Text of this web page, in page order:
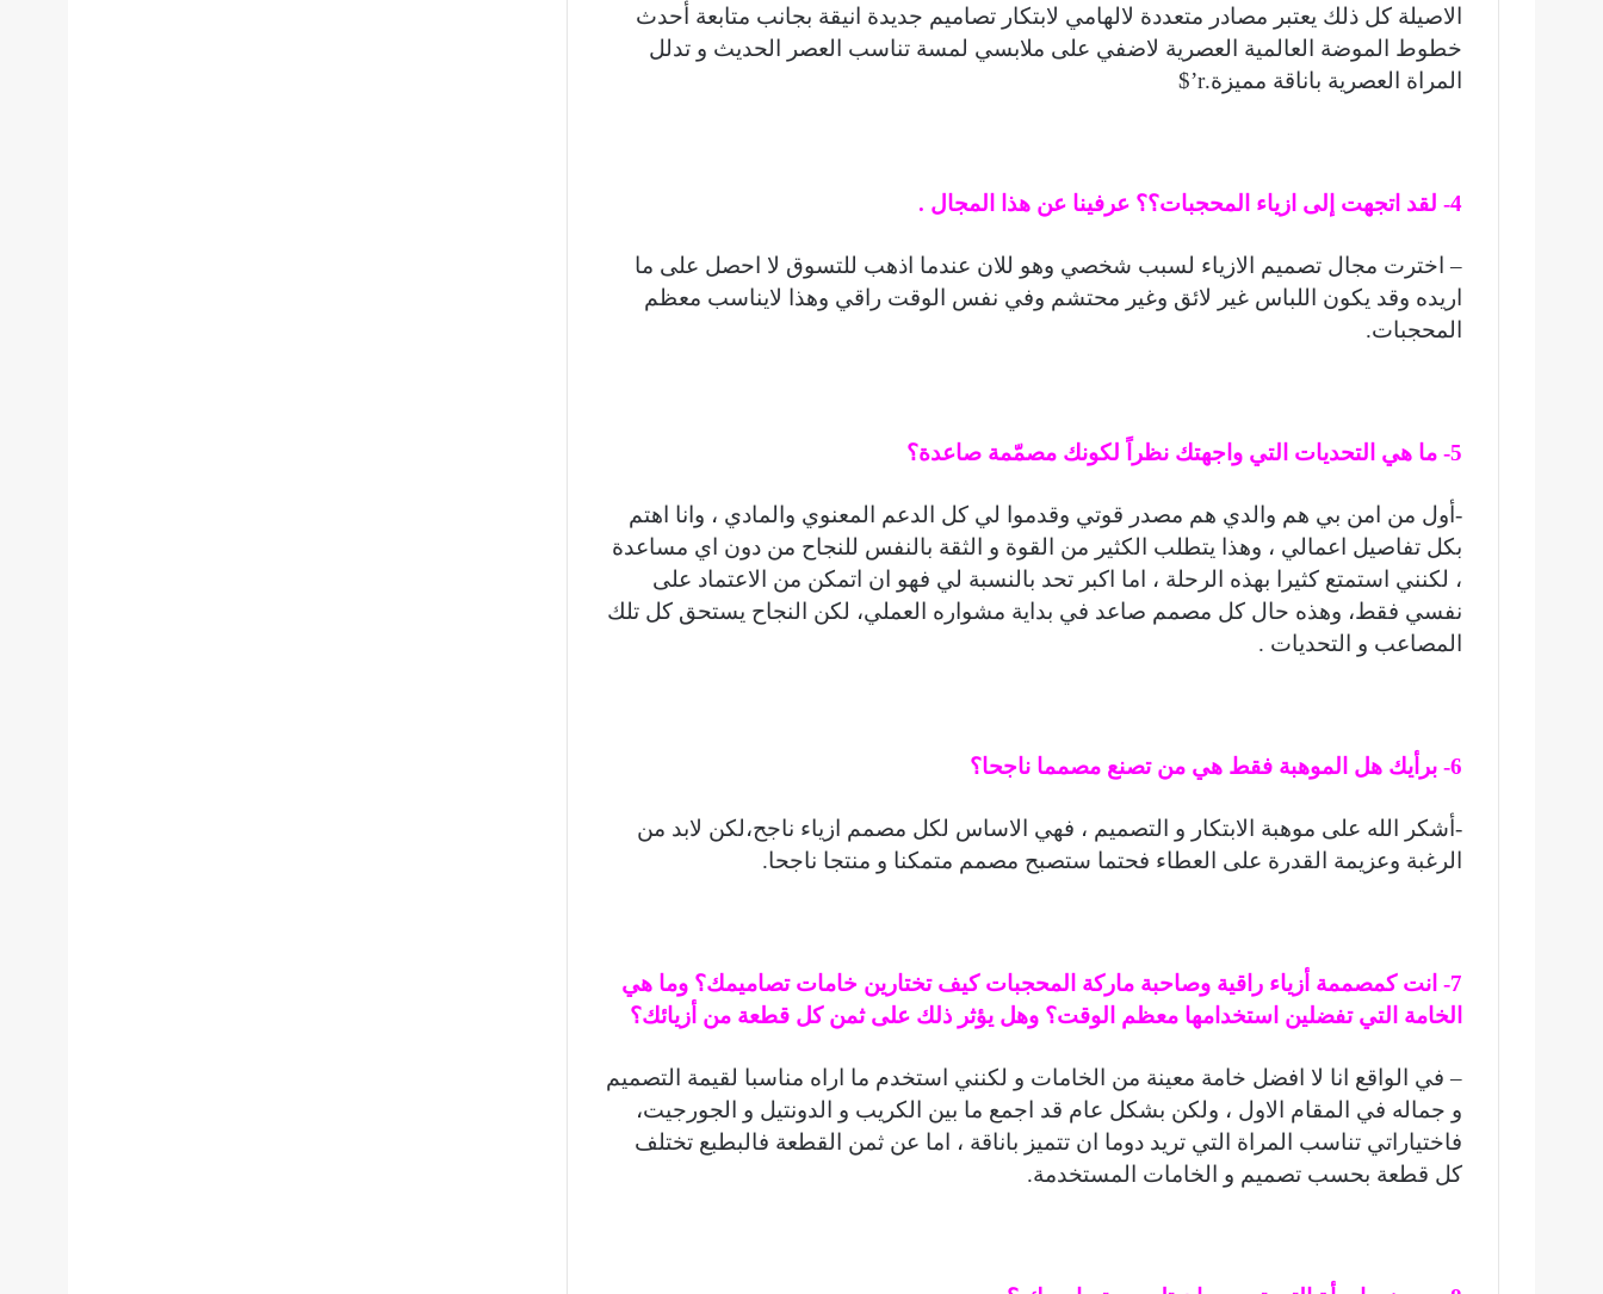
الاصيلة كل ذلك يعتبر مصادر متعددة لالهامي لابتكار تصاميم جديدة انيقة بجانب متابعة أحدث
خطوط الموضة العالمية العصرية لاضفي على ملابسي لمسة تناسب العصر الحديث و تدلل
المراة العصرية باناقة مميزة.r’$
4- لقد اتجهت إلى ازياء المحجبات؟؟ عرفينا عن هذا المجال .
– اخترت مجال تصميم الازياء لسبب شخصي وهو للان عندما اذهب للتسوق لا احصل على ما
اريده وقد يكون اللباس غير لائق وغير محتشم وفي نفس الوقت راقي وهذا لايناسب معظم
المحجبات.
5- ما هي التحديات التي واجهتك نظراً لكونك مصمّمة صاعدة؟
-أول من امن بي هم والدي هم مصدر قوتي وقدموا لي كل الدعم المعنوي والمادي ، وانا اهتم
بكل تفاصيل اعمالي ، وهذا يتطلب الكثير من القوة و الثقة بالنفس للنجاح من دون اي مساعدة
، لكنني استمتع كثيرا بهذه الرحلة ، اما اكبر تحد بالنسبة لي فهو ان اتمكن من الاعتماد على
نفسي فقط، وهذه حال كل مصمم صاعد في بداية مشواره العملي، لكن النجاح يستحق كل تلك
المصاعب و التحديات .
6- برأيك هل الموهبة فقط هي من تصنع مصمما ناجحا؟
-أشكر الله على موهبة الابتكار و التصميم ، فهي الاساس لكل مصمم ازياء ناجح،لكن لابد من
الرغبة وعزيمة القدرة على العطاء فحتما ستصبح مصمم متمكنا و منتجا ناجحا.
7- انت كمصممة أزياء راقية وصاحبة ماركة المحجبات كيف تختارين خامات تصاميمك؟ وما هي
الخامة التي تفضلين استخدامها معظم الوقت؟ وهل يؤثر ذلك على ثمن كل قطعة من أزيائك؟
– في الواقع انا لا افضل خامة معينة من الخامات و لكنني استخدم ما اراه مناسبا لقيمة التصميم
و جماله في المقام الاول ، ولكن بشكل عام قد اجمع ما بين الكريب و الدونتيل و الجورجيت،
فاختياراتي تناسب المراة التي تريد دوما ان تتميز باناقة ، اما عن ثمن القطعة فالبطبع تختلف
كل قطعة بحسب تصميم و الخامات المستخدمة.